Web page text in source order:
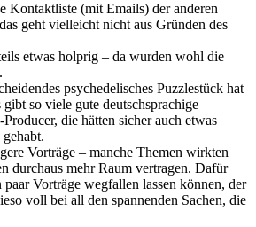
Kontaktliste (mit Emails) der anderen
geht vielleicht nicht aus Gründen des
etwas holprig – da wurden wohl die
psychedelisches Puzzlestück hat
so viele gute deutschsprachige
die hätten sicher auch etwas
Vorträge – manche Themen wirkten
durchaus mehr Raum vertragen. Dafür
paar Vorträge wegfallen lassen können, der
voll bei all den spannenden Sachen, die